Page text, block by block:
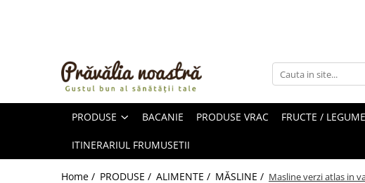
ULEIURI ȘI UNTURI
FRUCTE DESHIDRATATE
PRODUSE BACANIE PRODUSE VRAC FRUCTE /
ITINERARIUL FRUMUSETII
Home / PRODUSE / ALIMENTE / MĂSLINE / Masline verzi atlas in